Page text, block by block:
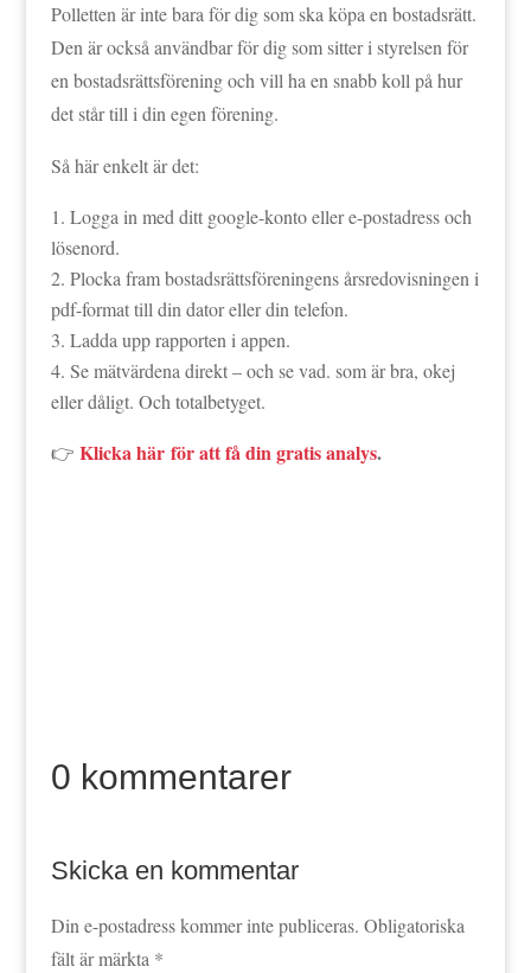
Polletten är inte bara för dig som ska köpa en bostadsrätt.
Den är också användbar för dig som sitter i styrelsen för
en bostadsrättsförening och vill ha en snabb koll på hur
det står till i din egen förening.
Så här enkelt är det:
Logga in med ditt google-konto eller e-postadress och
lösenord.
Plocka fram bostadsrättsföreningens årsredovisningen i
pdf-format till din dator eller din telefon.
Ladda upp rapporten i appen.
Se mätvärdena direkt – och se vad. som är bra, okej
eller dåligt. Och totalbetyget.
👉 Klicka här för att få din gratis analys.
0 kommentarer
Skicka en kommentar
Din e-postadress kommer inte publiceras. Obligatoriska
fält är märkta *